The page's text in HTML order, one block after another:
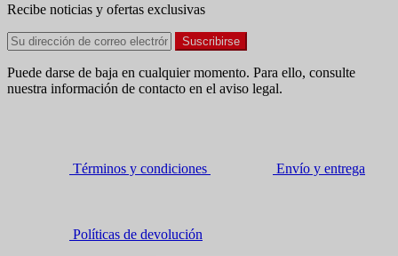
Recibe noticias y ofertas exclusivas
Puede darse de baja en cualquier momento. Para ello, consulte
nuestra información de contacto en el aviso legal.
Términos y condiciones Envío y entrega
Políticas de devolución